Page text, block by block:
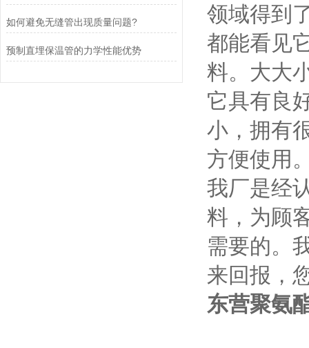
如何避免无缝管出现质量问题?
预制直埋保温管的力学性能优势
领域得到
都能看见
料。大大
它具有良
小，拥有
方便使用
我厂是经
料，为顾
需要的。
来回报，
东营聚氨